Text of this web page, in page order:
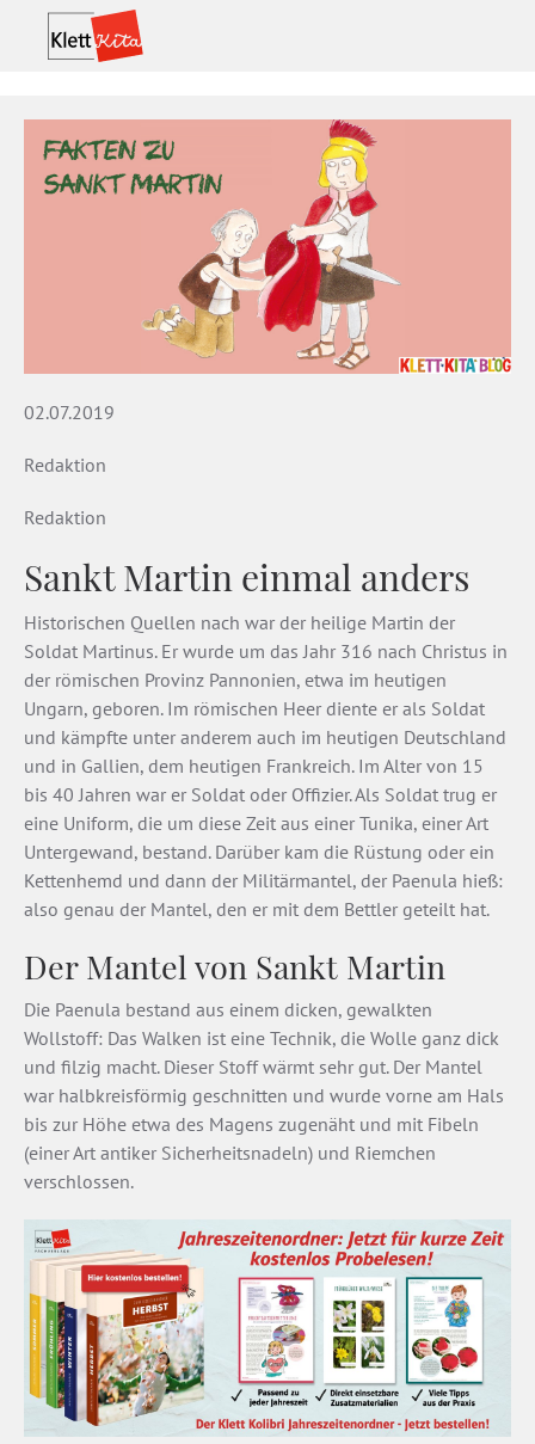
02.07.2019
Redaktion
Redaktion
Sankt Martin einmal anders
Historischen Quellen nach war der heilige Martin der
Soldat Martinus. Er wurde um das Jahr 316 nach Christus in
der römischen Provinz Pannonien, etwa im heutigen
Ungarn, geboren. Im römischen Heer diente er als Soldat
und kämpfte unter anderem auch im heutigen Deutschland
und in Gallien, dem heutigen Frankreich. Im Alter von 15
bis 40 Jahren war er Soldat oder Offizier. Als Soldat trug er
eine Uniform, die um diese Zeit aus einer Tunika, einer Art
Untergewand, bestand. Darüber kam die Rüstung oder ein
Kettenhemd und dann der Militärmantel, der Paenula hieß:
also genau der Mantel, den er mit dem Bettler geteilt hat.
Der Mantel von Sankt Martin
Die Paenula bestand aus einem dicken, gewalkten
Wollstoff: Das Walken ist eine Technik, die Wolle ganz dick
und filzig macht. Dieser Stoff wärmt sehr gut. Der Mantel
war halbkreisförmig geschnitten und wurde vorne am Hals
bis zur Höhe etwa des Magens zugenäht und mit Fibeln
(einer Art antiker Sicherheitsnadeln) und Riemchen
verschlossen.